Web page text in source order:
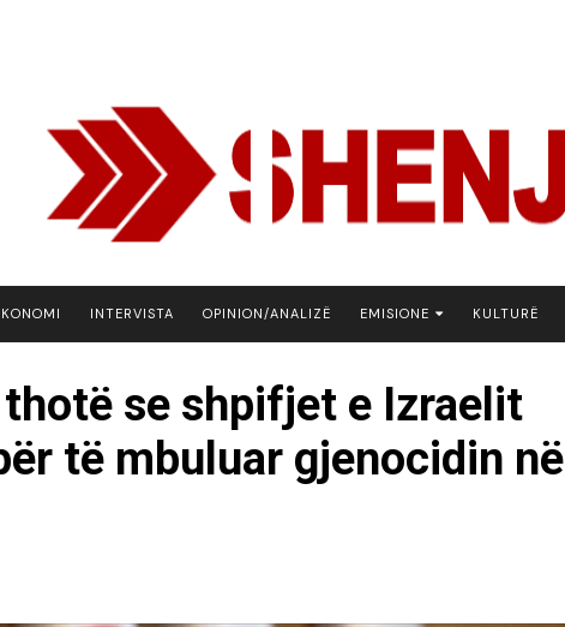
INTERVISTA OPINION/ANALIZË EMISIONE
BOTA NE FOKUS
EKONOMIKS
KULTURË
se shpifjet e Izraelit
të mbuluar gjenocidin në